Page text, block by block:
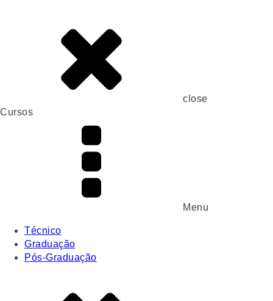
close
Cursos
Menu
Técnico
Graduação
Pós-Graduação